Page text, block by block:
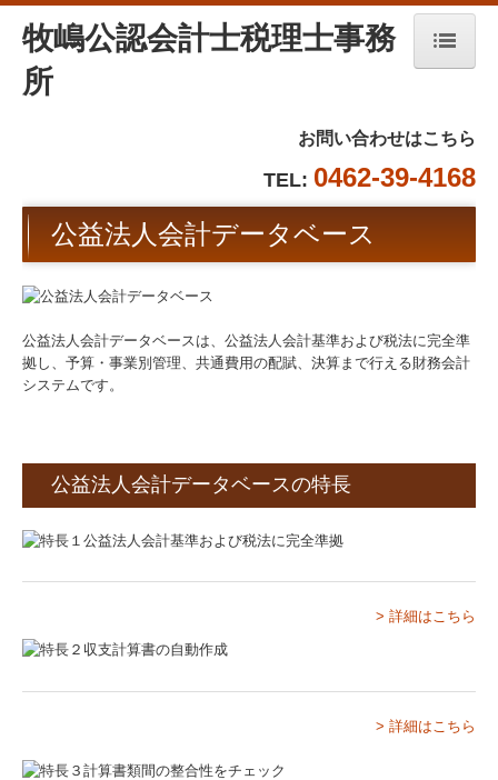
経営理念
税務会計顧問
円満な相続を支援
料金について
社会福祉法人の方へ
牧嶋公認会計士税理士事務
所
お問い合わせはこちら
TEL: 0462-39-4168
公益法人会計データベース
公益法人会計データベースは、公益法人会計基準および税法に完全準
拠し、予算・事業別管理、共通費用の配賦、決算まで行える財務会計
システムです。
公益法人会計データベースの特長
> 詳細はこちら
> 詳細はこちら